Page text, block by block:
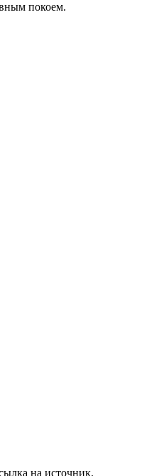
покоем.
на источник.